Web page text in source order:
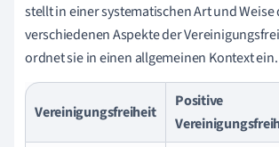
stellt in einer systematischen Art und Weise
verschiedenen Aspekte der
ordnet sie in einen allgemeinen Kontext ein.
Vereinigungsfreiheit
Positive